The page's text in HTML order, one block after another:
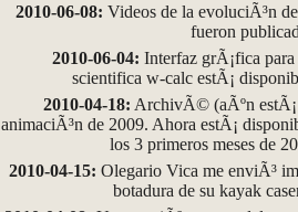
2010-06-08: Videos de la evoluciÃ³n
fueron
2010-06-04: Interfaz grÃ¡fica
scientifica w-calc estÃ¡
2010-04-18: ArchivÃ© (aÃºn
animaciÃ³n de 2009. Ahora estÃ¡
los 3 primeros meses de
2010-04-15: Olegario Vica me enviÃ³
botadura de su kayak